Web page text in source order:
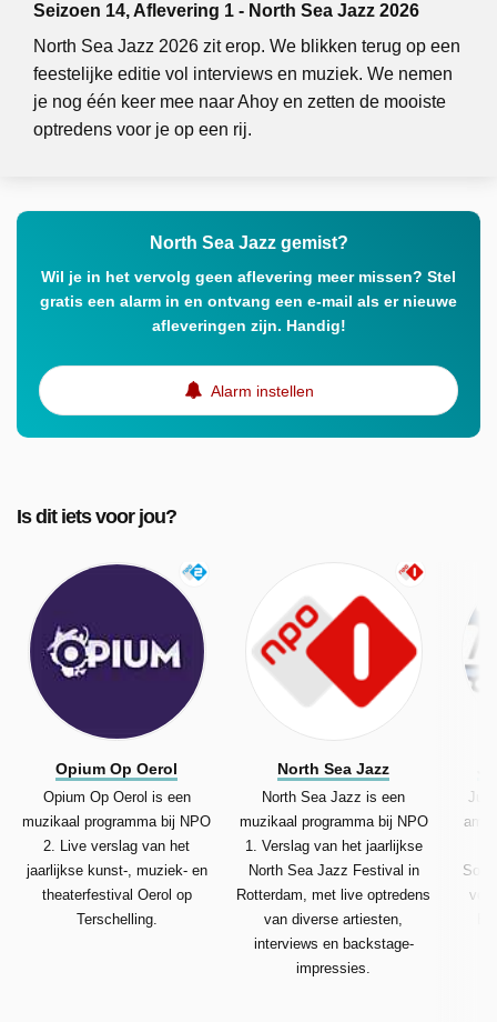
Seizoen 14, Aflevering 1 - North Sea Jazz 2026
North Sea Jazz 2026 zit erop. We blikken terug op een
feestelijke editie vol interviews en muziek. We nemen
je nog één keer mee naar Ahoy en zetten de mooiste
optredens voor je op een rij.
North Sea Jazz gemist?
Wil je in het vervolg geen aflevering meer missen? Stel
gratis een alarm in en ontvang een e-mail als er nieuwe
afleveringen zijn. Handig!
Alarm instellen
Is dit iets voor jou?
Opium Op Oerol
Opium Op Oerol is een
muzikaal programma bij NPO
2. Live verslag van het
jaarlijkse kunst-, muziek- en
theaterfestival Oerol op
Terschelling.
North Sea Jazz
North Sea Jazz is een
muzikaal programma bij NPO
1. Verslag van het jaarlijkse
North Sea Jazz Festival in
Rotterdam, met live optredens
van diverse artiesten,
interviews en backstage-
impressies.